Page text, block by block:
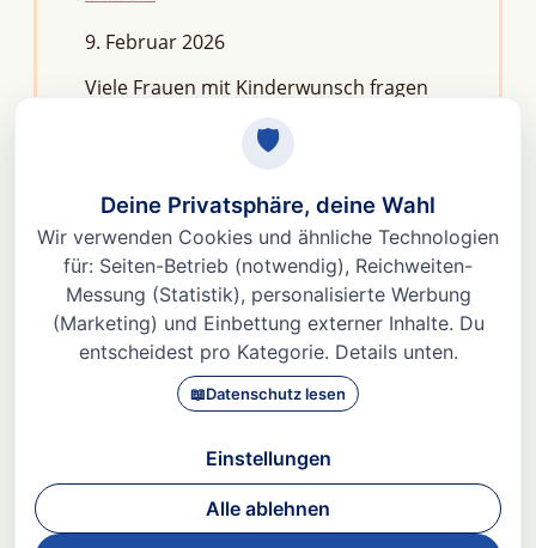
9. Februar 2026
Viele Frauen mit Kinderwunsch fragen
kurze Antwort lautet: Nein, aber er kann
Fruchtbarkeit aus dem Gleichgewicht
bringen. Denn Stress
Weiterlesen »